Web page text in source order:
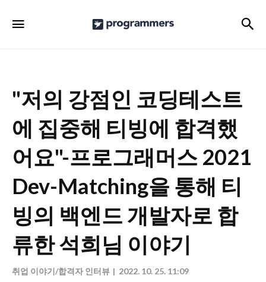
로
머
스
공
식
블
로
그
"저의 강점인 코딩테스트
에 집중해 티빙에 합격했
어요"-프로그래머스 2021
Dev-Matching을 통해 티
빙의 백엔드 개발자로 합
류한 석희님 이야기
취업 이야기/합격자 인터뷰 2022. 10. 25. 11:09